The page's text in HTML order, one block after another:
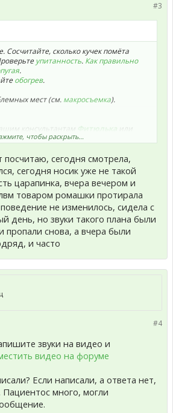
#3
Сосчитайте, сколько кучек помёта
упитанность. Как правильно
.
обогрев.
мест (см. макросъемка).
консультантам Фитюлька
или
Вашу тему. Дайте ссылку на Вашу
чтобы раскрыть...
посчитаю, сегодня смотрела,
сегодня носик уже не такой
царапинка, вчера вечером и
товаром ромашки протирала
не изменилось, сидела с
день, но звуки такого плана были
пропали снова, а вчера были
и часто
#4
звуки на видео и
видео на форуме
Если написали, а ответа нет,
много, могли